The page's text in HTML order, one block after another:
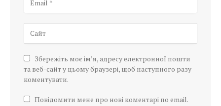
Збережіть моє ім’я, адресу електронної пошти
та веб-сайт у цьому браузері, щоб наступного разу
коментувати.
Повідомити мене про нові коментарі по email.